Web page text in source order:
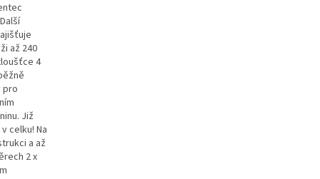
až 240
4
pro
Již
celku! Na
a až
2 x